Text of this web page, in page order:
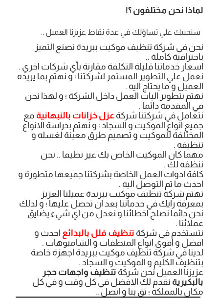
لماذا نحن مختلفون ؟!
سنجيبك علي تساؤلك في عدة نقاط عزيزنا العميل ..
نحن في شركة تنظيف موكيت ببريدة نصنع التميز
باحترافية كاملة ..
اسعار خدماتنا قليلة التكلفة مقارنة بأي شركات اخري .
نعمل علي التطوير المستمر لشركتنا ؛ و نهتم بما يريده
العميل و ما يحتاج اليه .
نهتم بتطوير اليات العمل داخل الشركة ؛ و لهذا نحن
في المقدمة دائما .
نتعامل في شركتنا شركةعزل خزانات بالنبهانية مع
جميع انواع الموكيت و السجاد ؛ و نهتم بدراسة الانواع
المختلفة للموكيت و تصميم طرق معينة لغسله و
تنظيفه .
مهما كان الموكيت الخاص بك غير نظيفا .. نحن
ننظفه لك .
كافة ادوات العمل الخاصة بشركتنا جميعها متطورة و
احدث ما تم التوصل اليه .
تهتم شركة تنظيف موكيت ببريدة عميلنا العزيز
بمعرفة رايك في خدماتنا بعد ان تحصل عليها ؛ و لذلك
نحن دائما نصلح اخطائنا و نعدل من اي شيء يضايق
عملائنا .
نتستخدم في شركة تنظيف فلل بالبدائع احدث و
افضل و اقوى انواع المنظفات و الشامبوهات .
لدينا في شركة تنظيف موكيت ببريدة اجهزة خاصة
بتنظيف الكليم و الموكيت و السجاد .
عزيزنا العميل نحن شركة تنظيف واجهات حجر
بالبكيرية نقدم لك الافضل في كل وقت و في كل
مكان بالمملكة ؛ ثق بنا و اتصل ..